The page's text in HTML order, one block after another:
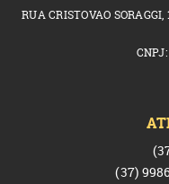
RUA CRISTOVAO
(37)